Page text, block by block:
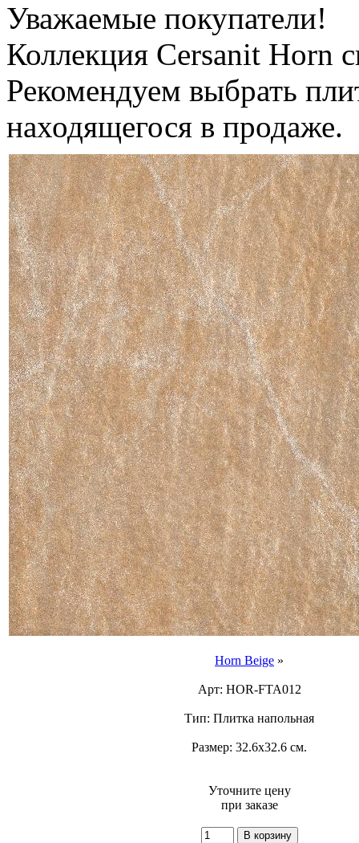
Уважаемые покупатели!
Коллекция Cersanit Horn
Рекомендуем выбрать
находящегося в продаже.
Horn Beige »
Арт: HOR-FTA012
Тип: Плитка напольная
Размер: 32.6x32.6 см.
Уточните цену
при заказе